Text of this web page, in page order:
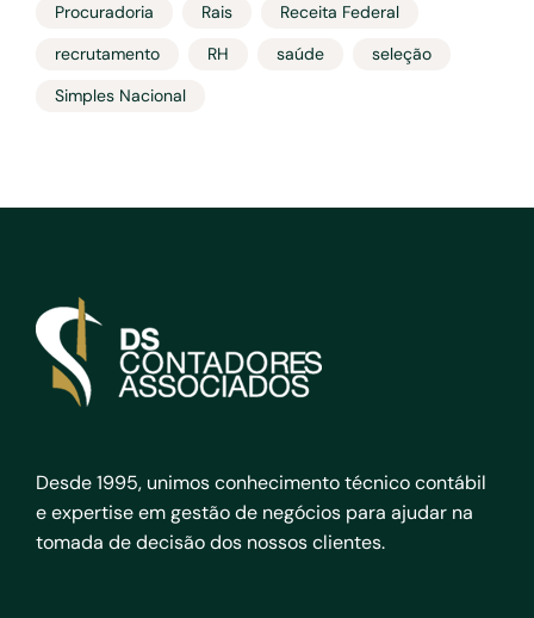
Procuradoria
Rais
Receita Federal
recrutamento
RH saúde
seleção
Simples Nacional
Desde 1995, unimos conhecimento técnico contábil
e expertise em gestão de negócios para ajudar na
tomada de decisão dos nossos clientes.